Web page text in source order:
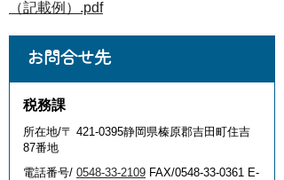
（記載例）.pdf
お問合せ先
税務課
所在地/〒 421-0395静岡県榛原郡吉田町住吉
87番地
電話番号/ 0548-33-2109 FAX/0548-33-0361 E-